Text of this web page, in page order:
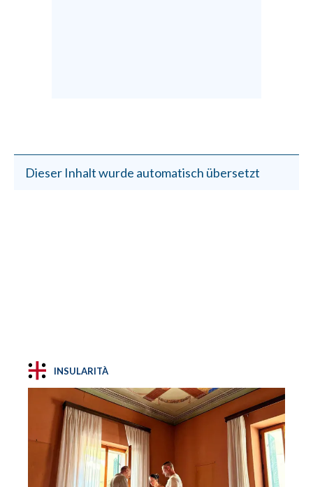
Dieser Inhalt wurde automatisch übersetzt
INSULARITÀ